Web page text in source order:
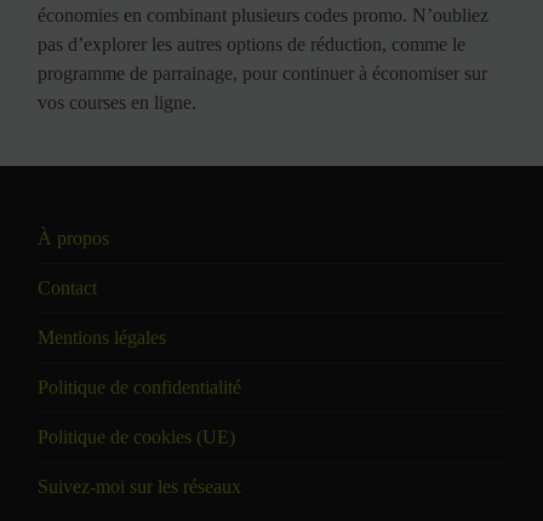
économies en combinant plusieurs codes promo. N’oubliez
pas d’explorer les autres options de réduction, comme le
programme de parrainage, pour continuer à économiser sur
vos courses en ligne.
À propos
Contact
Mentions légales
Politique de confidentialité
Politique de cookies (UE)
Suivez-moi sur les réseaux